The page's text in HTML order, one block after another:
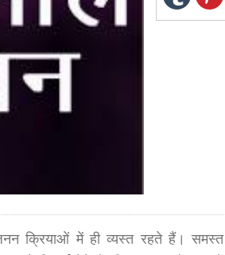
में ही व्यस्त रहते हैं। समस्त